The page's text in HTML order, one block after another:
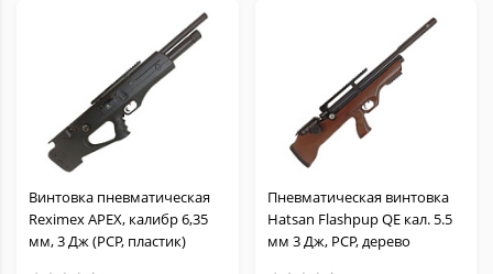
Винтовка пневматическая
Reximex APEX, калибр 6,35
мм, 3 Дж (РСР, пластик)
Пневматическая винтовка
Hatsan Flashpup QE кал. 5.5
мм 3 Дж, PCP, дерево